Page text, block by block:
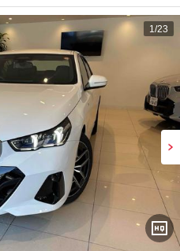
トライト ＬＥＤヘッ
1 /23